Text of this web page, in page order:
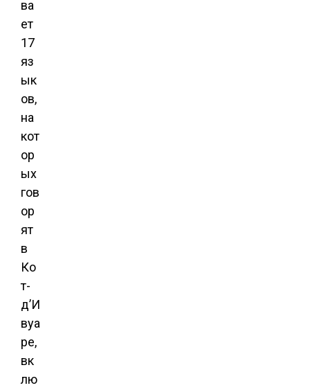
ва
ет
17
яз
ык
ов,
на
кот
ор
ых
гов
ор
ят
в
Ко
т-
д’И
вуа
ре,
вк
лю